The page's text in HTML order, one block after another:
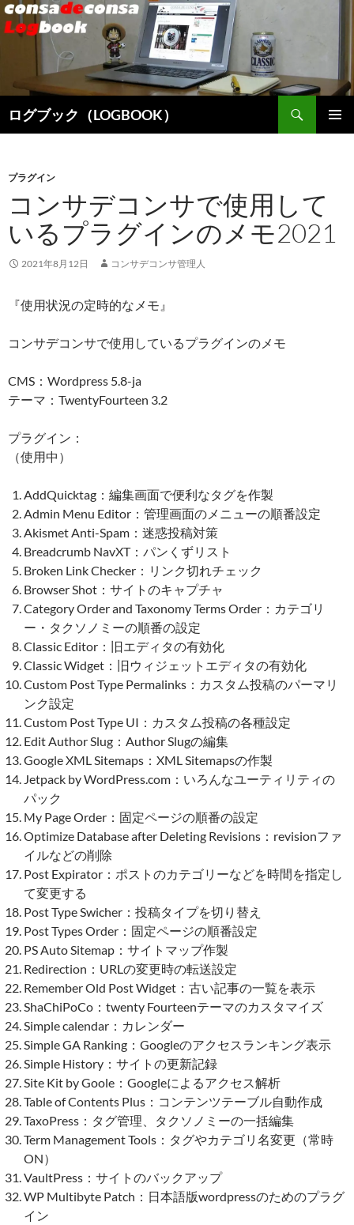
ログブック（LOGBOOK）
索
ン
へ
ス
キ
ッ
プラグイン
コンサデコンサで使用して
いるプラグインのメモ2021
2021年8月12日 コンサデコンサ管理人
『使用状況の定時的なメモ』
コンサデコンサで使用しているプラグインのメモ
CMS：Wordpress 5.8-ja
テーマ：TwentyFourteen 3.2
プラグイン：
（使用中）
AddQuicktag：編集画面で便利なタグを作製
Admin Menu Editor：管理画面のメニューの順番設定
Akismet Anti-Spam：迷惑投稿対策
Breadcrumb NavXT：パンくずリスト
Broken Link Checker：リンク切れチェック
Browser Shot：サイトのキャプチャ
Category Order and Taxonomy Terms Order：カテゴリ
ー・タクソノミーの順番の設定
Classic Editor：旧エディタの有効化
Classic Widget：旧ウィジェットエディタの有効化
Custom Post Type Permalinks：カスタム投稿のパーマリ
ンク設定
Custom Post Type UI：カスタム投稿の各種設定
Edit Author Slug：Author Slugの編集
Google XML Sitemaps：XML Sitemapsの作製
Jetpack by WordPress.com：いろんなユーティリティの
パック
My Page Order：固定ページの順番の設定
Optimize Database after Deleting Revisions：revisionファ
イルなどの削除
Post Expirator：ポストのカテゴリーなどを時間を指定し
て変更する
Post Type Swicher：投稿タイプを切り替え
Post Types Order：固定ページの順番設定
PS Auto Sitemap：サイトマップ作製
Redirection：URLの変更時の転送設定
Remember Old Post Widget：古い記事の一覧を表示
ShaChiPoCo：twenty Fourteenテーマのカスタマイズ
Simple calendar：カレンダー
Simple GA Ranking：Googleのアクセスランキング表示
Simple History：サイトの更新記録
Site Kit by Goole：Googleによるアクセス解析
Table of Contents Plus：コンテンツテーブル自動作成
TaxoPress：タグ管理、タクソノミーの一括編集
Term Management Tools：タグやカテゴリ名変更（常時
ON）
VaultPress：サイトのバックアップ
WP Multibyte Patch：日本語版wordpressのためのプラグ
イン